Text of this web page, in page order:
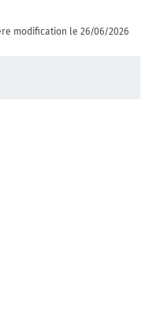
modification le 26/06/2026